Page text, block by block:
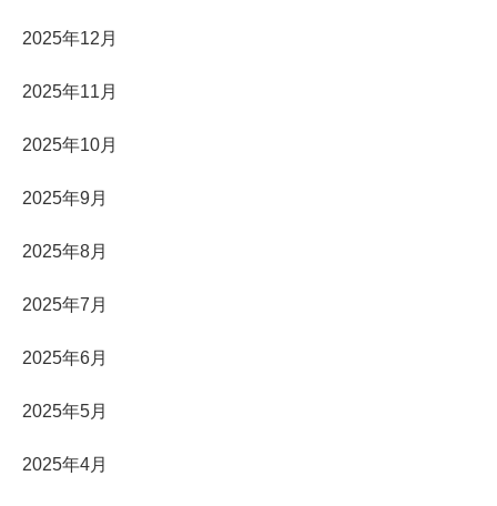
2025年12月
2025年11月
2025年10月
2025年9月
2025年8月
2025年7月
2025年6月
2025年5月
2025年4月